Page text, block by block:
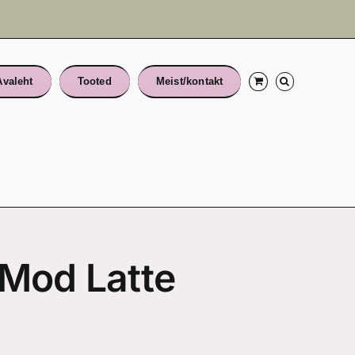
Tooted Meist/kontakt
Latte